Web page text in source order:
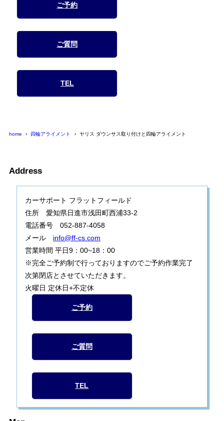
ご予約
ご質問
TEL
home 四輪アライメント ヤリス ダウンサス取り付けと四輪アライメント
Address
カーサポート フラットフィールド
住所 愛知県日進市浅田町西浦33-2
電話番号 052-887-4058
メール info@ff-cs.com
営業時間 平日9：00~18：00
※完全ご予約制で行っておりますのでご予約作業完了
次第閉店とさせていただきます。
火曜日 定休日+不定休
ご予約
ご質問
TEL